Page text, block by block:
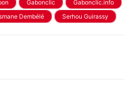
Gabonclic
Gabonclic.info
Dembélé Serhou Guirassy